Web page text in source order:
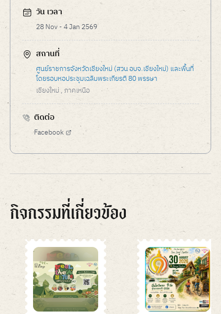
วัน เวลา
28 Nov - 4 Jan 2569
สถานที่
ศูนย์ราชการจังหวัดเชียงใหม่ (สวน อบจ.เชียงใหม่) และพื้นที่
โดยรอบหอประชุมเฉลิมพระเกียรติ 80 พรรษา
เชียงใหม่ , ภาคเหนือ
ติดต่อ
Facebook
กิจกรรมที่เกี่ยวข้อง